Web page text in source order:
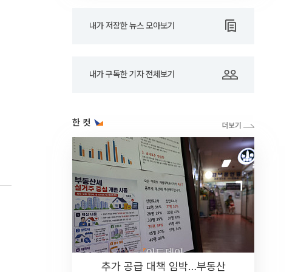
내가 저장한 뉴스 모아보기
내가 구독한 기자 전체보기
한 컷
추가 공급 대책 임박…부동산